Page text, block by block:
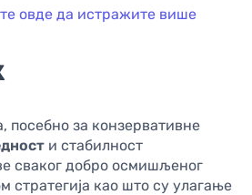
овде да истражите више
посебно за конзервативне
и стабилност
сваког добро осмишљеног
стратегија као што су улагање